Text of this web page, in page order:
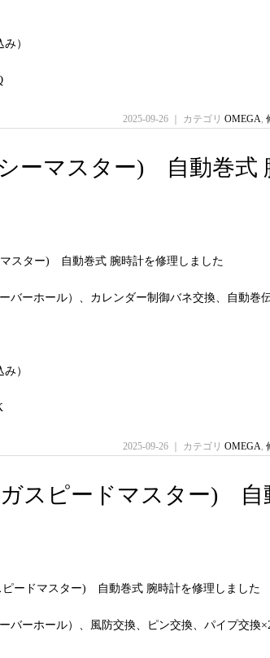
）
2025-09-26 ｜ カテゴリ OMEGA,
シーマスター) 自動巻式
マスター) 自動巻式 腕時計を修理しました
バーホール）、カレンダー制御バネ交換、自動巻
）
2025-09-26 ｜ カテゴリ OMEGA,
ガスピードマスター) 自
ピードマスター) 自動巻式 腕時計を修理しました
バーホール）、風防交換、ピン交換、パイプ交換